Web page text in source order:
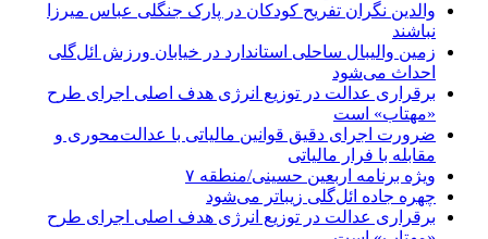
والدین نگران تفریح کودکان در پارک جنگلی عباس میرزا
نباشند
زمین والیبال ساحلی استاندارد در خیابان ورزش ائل‌گلی
احداث می‌شود
برقراری عدالت در توزیع انرژی هدف اصلی اجرای طرح
«مهتاب» است
ضرورت اجرای دقیق قوانین مالیاتی با عدالت‌محوری و
مقابله با فرار مالیاتی
ویژه برنامه اربعین حسینی/منطقه ۷
چهره جاده ائل‌گلی زیباتر می‌شود
برقراری عدالت در توزیع انرژی هدف اصلی اجرای طرح